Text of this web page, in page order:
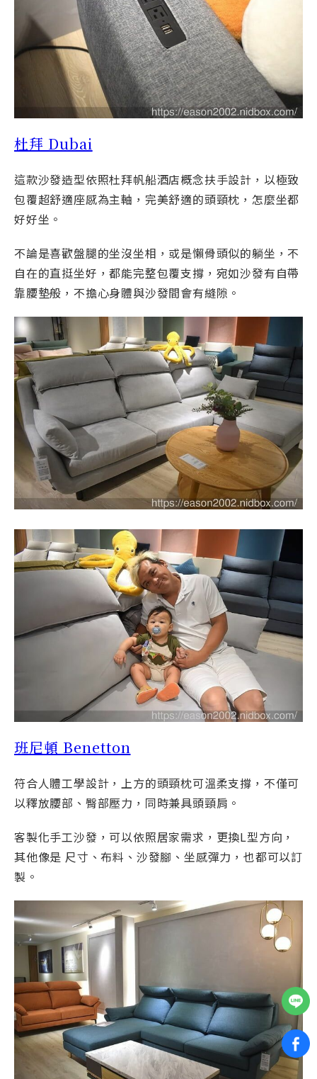
杜拜 Dubai
這款沙發造型依照杜拜帆船酒店概念扶手設計，以極致
包覆超舒適座感為主軸，完美舒適的頭頸枕，怎麼坐都
好好坐。
不論是喜歡盤腿的坐沒坐相，或是懶骨頭似的躺坐，不
自在的直挺坐好，都能完整包覆支撐，宛如沙發有自帶
靠腰墊般，不擔心身體與沙發間會有縫隙。
班尼頓 Benetton
符合人體工學設計，上方的頭頸枕可溫柔支撐，不僅可
以釋放腰部、臀部壓力，同時兼具頭頸肩。
客製化手工沙發，可以依照居家需求，更換L型方向，
其他像是 尺寸、布料、沙發腳、坐感彈力，也都可以訂
製。